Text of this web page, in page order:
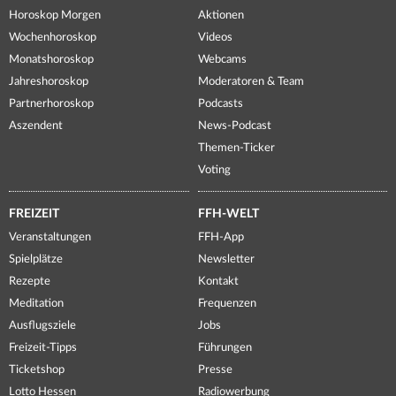
Horoskop Morgen
Wochenhoroskop
Monatshoroskop
Jahreshoroskop
Partnerhoroskop
Aszendent
Aktionen
Videos
Webcams
Moderatoren & Team
Podcasts
News-Podcast
Themen-Ticker
Voting
FREIZEIT
Veranstaltungen
Spielplätze
Rezepte
Meditation
Ausflugsziele
Freizeit-Tipps
Ticketshop
Lotto Hessen
FFH-WELT
FFH-App
Newsletter
Kontakt
Frequenzen
Jobs
Führungen
Presse
Radiowerbung